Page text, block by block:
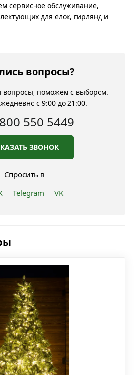
сервисное обслуживание,
для ёлок, гирлянд и
вопросы?
вопросы, поможем с выбором.
с 9:00 до 21:00.
550 5449
ЗВОНОК
Спросить в
Telegram VK